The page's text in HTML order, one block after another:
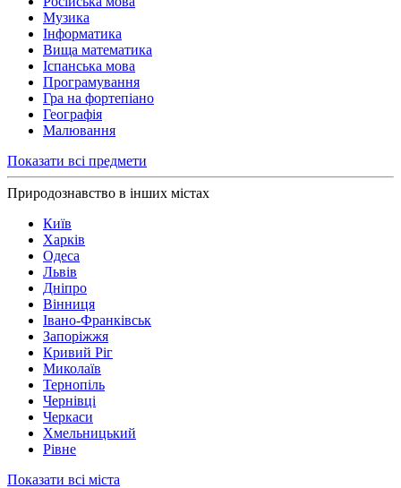
Музика
Інформатика
Вища математика
Іспанська мова
Програмування
Гра на фортепіано
Географія
Малювання
Показати всі предмети
Природознавство в інших містах
Київ
Харків
Одеса
Львів
Дніпро
Вінниця
Івано-Франківськ
Запоріжжя
Кривий Ріг
Миколаїв
Тернопіль
Чернівці
Черкаси
Хмельницький
Рівне
Показати всі міста